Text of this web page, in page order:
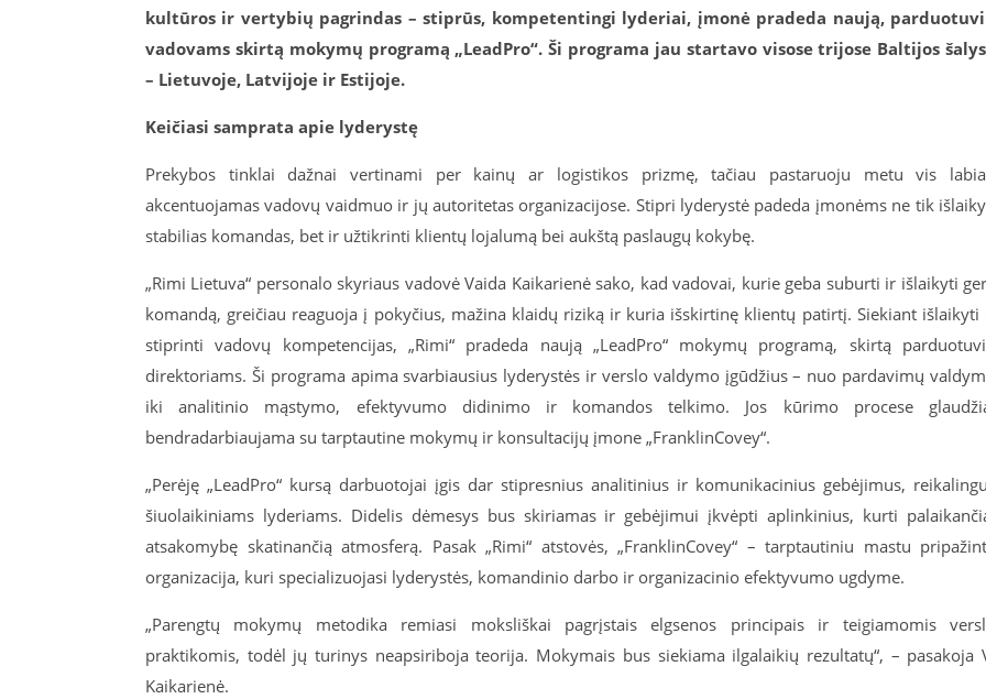
kultūros ir vertybių pagrindas – stiprūs, kompetentingi lyderiai, įmonė pradeda naują,
vadovams skirtą mokymų programą „LeadPro“. Ši programa jau startavo visose trijose Baltijos
– Lietuvoje, Latvijoje ir Estijoje.
Keičiasi samprata apie lyderystę
Prekybos tinklai dažnai vertinami per kainų ar logistikos prizmę, tačiau pastaruoju metu vis
akcentuojamas vadovų vaidmuo ir jų autoritetas organizacijose. Stipri lyderystė padeda įmonėms ne tik
stabilias komandas, bet ir užtikrinti klientų lojalumą bei aukštą paslaugų kokybę.
„Rimi Lietuva“ personalo skyriaus vadovė Vaida Kaikarienė sako, kad vadovai, kurie geba suburti ir išlaikyti
komandą, greičiau reaguoja į pokyčius, mažina klaidų riziką ir kuria išskirtinę klientų patirtį. Siekiant išlaikyti
stiprinti vadovų kompetencijas, „Rimi“ pradeda naują „LeadPro“ mokymų programą, skirtą
direktoriams. Ši programa apima svarbiausius lyderystės ir verslo valdymo įgūdžius – nuo pardavimų
iki analitinio mąstymo, efektyvumo didinimo ir komandos telkimo. Jos kūrimo procese
bendradarbiaujama su tarptautine mokymų ir konsultacijų įmone „FranklinCovey“.
„Perėję „LeadPro“ kursą darbuotojai įgis dar stipresnius analitinius ir komunikacinius gebėjimus,
šiuolaikiniams lyderiams. Didelis dėmesys bus skiriamas ir gebėjimui įkvėpti aplinkinius, kurti
atsakomybę skatinančią atmosferą. Pasak „Rimi“ atstovės, „FranklinCovey“ – tarptautiniu mastu
organizacija, kuri specializuojasi lyderystės, komandinio darbo ir organizacinio efektyvumo ugdyme.
„Parengtų mokymų metodika remiasi moksliškai pagrįstais elgsenos principais ir teigiamomis
praktikomis, todėl jų turinys neapsiriboja teorija. Mokymais bus siekiama ilgalaikių rezultatų“, – pasakoja
Kaikarienė.